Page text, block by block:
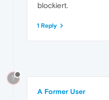
blockiert.
1 Reply
?
A Former User